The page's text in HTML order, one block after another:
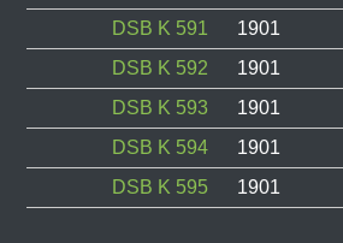
DSB K 591
1901
DSB K 592
1901
DSB K 593
1901
DSB K 594
1901
DSB K 595
1901